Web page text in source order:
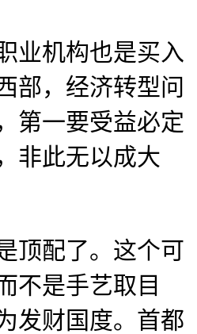
业机构也是买入
部，经济转型问
第一要受益必定
非此无以成大
顶配了。这个可
不是手艺取目
发财国度。首都